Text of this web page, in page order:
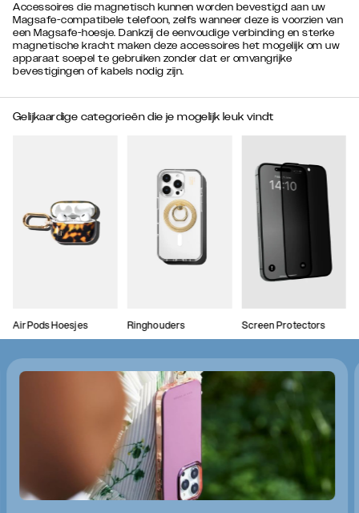
Accessoires die magnetisch kunnen worden bevestigd aan uw
Magsafe-compatibele telefoon, zelfs wanneer deze is voorzien van
een Magsafe-hoesje. Dankzij de eenvoudige verbinding en sterke
magnetische kracht maken deze accessoires het mogelijk om uw
apparaat soepel te gebruiken zonder dat er omvangrijke
bevestigingen of kabels nodig zijn.
Gelijkaardige categorieën die je mogelijk leuk vindt
AirPods Hoesjes Ringhouders Screen Protectors